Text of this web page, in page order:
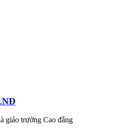
giáo trường Cao đẳng